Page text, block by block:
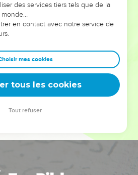
ont traversés, alors même que ce
qui les ont façonnés.
entrepreneurs, et responsables
plus de sagesse afin que leurs erreurs
Que vous guidiez un ministère, une
une famille, leur expérience est faite
des services tiers tels que de la
monde…
en contact avec notre service de
mes cookies
tous les cookies
Tout refuser